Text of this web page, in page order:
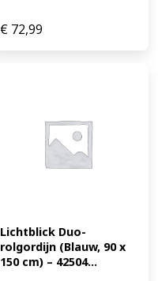
€ 72,99
Lichtblick Duo-
rolgordijn (Blauw, 90 x
150 cm) – 42504...